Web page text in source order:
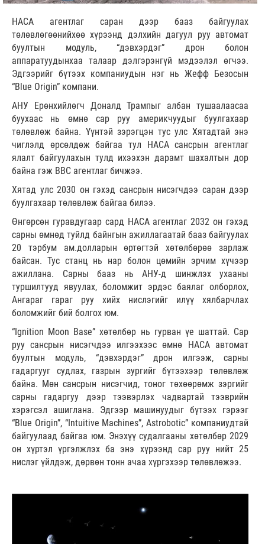
НАСА агентлаг саран дээр бааз байгуулах
төлөвлөгөөнийхөө хүрээнд дэлхийн дагуул руу автомат
буултын модуль, “дэвхэрдэг” дрон болон
аппаратуудынхаа талаар дэлгэрэнгүй мэдээлэл өгчээ.
Эдгээрийг бүтээх компаниудын нэг нь Жефф Безосын
“Blue Origin” компани.
АНУ Ерөнхийлөгч Доналд Трампыг албан тушаалаасаа
буухаас нь өмнө сар руу америкчуудыг буулгахаар
төлөвлөж байна. Үүнтэй зэрэгцэн тус улс Хятадтай энэ
чиглэлд өрсөлдөж байгаа тул НАСА сансрын агентлаг
ялалт байгуулахын тулд ихээхэн дарамт шахалтын дор
байна гэж ВВС агентлаг бичжээ.
Хятад улс 2030 он гэхэд сансрын нисэгчдээ саран дээр
буулгахаар төлөвлөж байгаа билээ.
Өнгөрсөн гуравдугаар сард НАСА агентлаг 2032 он гэхэд
сарны өмнөд туйлд байнгын ажиллагаатай бааз байгуулах
20 тэрбум ам.долларын өртөгтэй хөтөлбөрөө зарлаж
байсан. Тус станц нь нар болон цөмийн эрчим хүчээр
ажиллана. Сарны бааз нь АНУ-д шинжлэх ухааны
туршилтууд явуулах, боломжит эрдэс баялаг олборлох,
Ангараг гараг руу хийх нислэгийг илүү хялбарчлах
боломжийг бий болгох юм.
“Ignition Moon Base” хөтөлбөр нь гурван үе шаттай. Сар
руу сансрын нисэгчдээ илгээхээс өмнө НАСА автомат
буултын модуль, “дэвхэрдэг” дрон илгээж, сарны
гадаргууг судлах, газрын зургийг бүтээхээр төлөвлөж
байна. Мөн сансрын нисэгчид, тоног төхөөрөмж зэргийг
сарны гадаргуу дээр тээвэрлэх чадвартай тээврийн
хэрэгсэл ашиглана. Эдгээр машинуудыг бүтээх гэрээг
“Blue Origin”, “Intuitive Machines”, Astrobotic” компаниудтай
байгуулаад байгаа юм. Энэхүү судалгааны хөтөлбөр 2029
он хүртэл үргэлжлэх ба энэ хүрээнд сар руу нийт 25
нислэг үйлдэж, дөрвөн тонн ачаа хүргэхээр төлөвлөжээ.